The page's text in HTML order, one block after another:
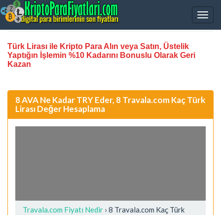
Türk Lirası ile Kripto Para Alın veya Satın, Üstelik
Yaptığın İşlemin %10 Kadarını Bonuslu Olarak Geri
Kazan
8 AVA Ne Kadar TRY Eder, 8 Travala.com Kaç Türk
Lirası Değer Hesaplama
Travala.com Fiyatı Nedir › 8 Travala.com Kaç Türk